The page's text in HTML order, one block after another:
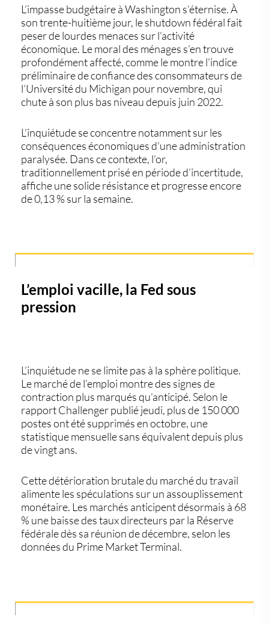
L’impasse budgétaire à Washington s’éternise. À
son trente-huitième jour, leshutdownfédéral fait
peser de lourdes menaces sur l’activité
économique. Le moral des ménages s’en trouve
profondément affecté, comme le montre l’indice
préliminaire de confiance des consommateurs de
l’Université du Michigan pour novembre, qui
chute à son plus bas niveau depuis juin 2022.
L'inquiétude se concentre notamment sur les
conséquences économiquesd’une administration
paralysée. Dans ce contexte, l’or,
traditionnellement prisé en période d’incertitude,
affiche une solide résistance et progresse encore
de 0,13 % sur la semaine.
L’emploi vacille, la Fed sous
pression
L’inquiétude ne se limite pas à la sphère politique.
Le marché de l’emploi montre des signes de
contraction plus marqués qu’anticipé. Selon le
rapport Challenger publié jeudi, plus de 150 000
postes ont été supprimés en octobre, une
statistique mensuelle sans équivalent depuis plus
de vingt ans.
Cette détérioration brutale du marché du travail
alimente les spéculations sur un assouplissement
monétaire. Les marchés anticipent désormais à 68
% une baisse des taux directeurs par la Réserve
fédéraledès sa réunion de décembre, selon les
données du Prime Market Terminal.